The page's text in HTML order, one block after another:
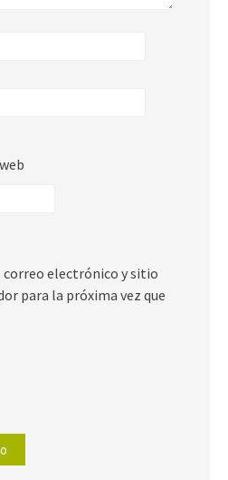
correo electrónico y sitio
para la próxima vez que